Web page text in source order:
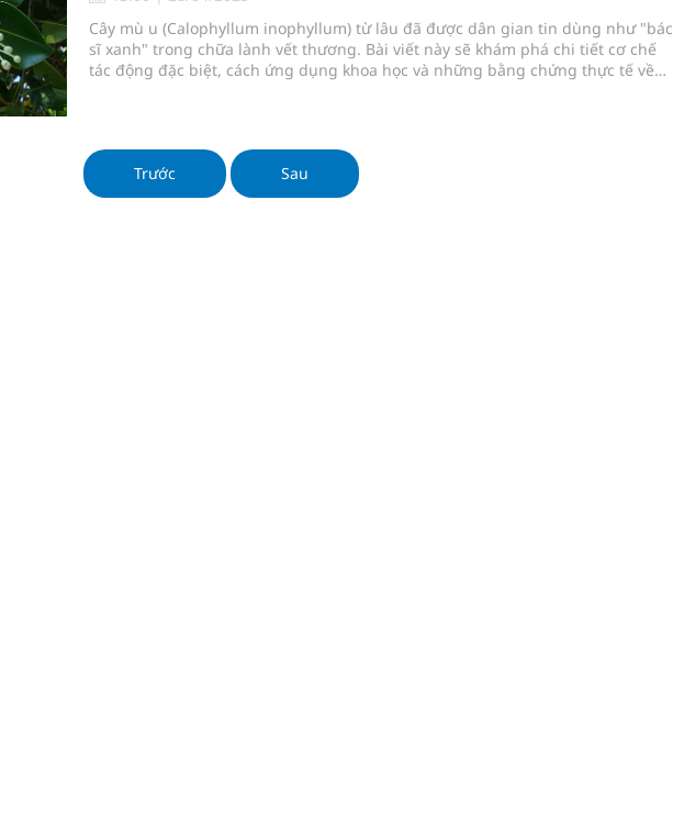
chính quyền địa phương hai cấp trong quản lý hoạt động nha khoa,
Barbershop dành nguồn lực cho môi trường và cộng đồng
tiền của người bệnh bảo hiểm y tế nếu không đăng ký khám theo yêu
Cây mù u (Calophyllum inophyllum) từ lâu đã được dân gian tin dùng như "bác
sĩ xanh" trong chữa lành vết thương. Bài viết này sẽ khám phá chi tiết cơ chế
tác động đặc biệt, cách ứng dụng khoa học và những bằng chứng thực tế về
Trước Sau